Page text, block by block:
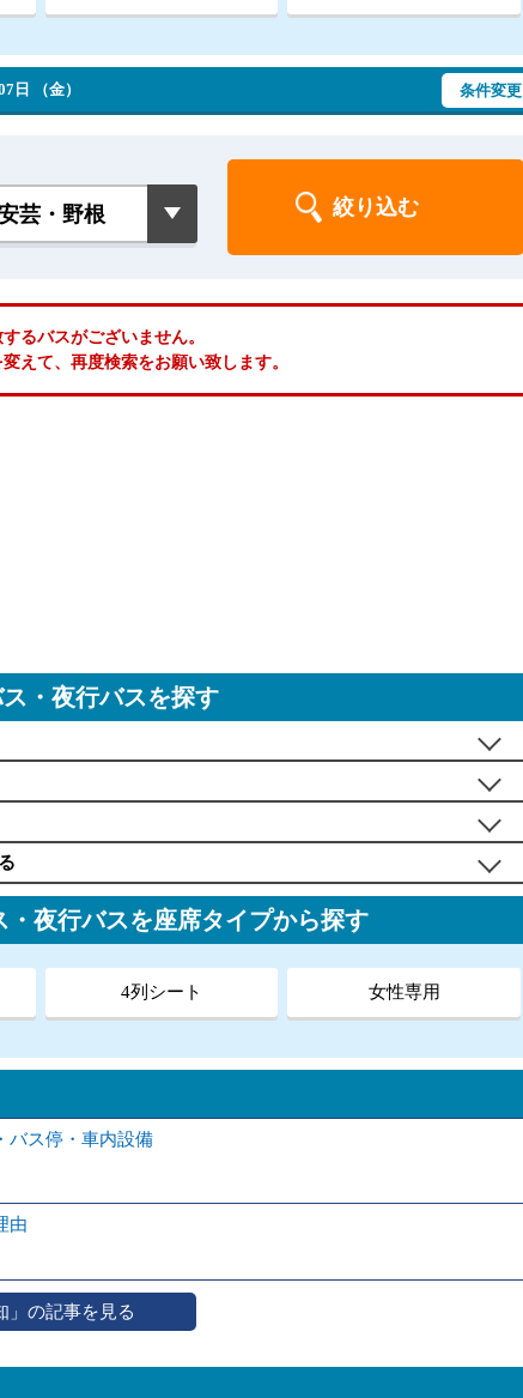
日 （金） 条件変更
るバスがございません。
えて、再度検索をお願い致します。
・夜行バスを探す
夜行バスを座席タイプから探す
4列シート 女性専用
バス停・車内設備
由
」の記事を見る